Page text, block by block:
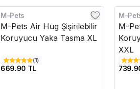
M-Pets
M-Pets Air Hug Şişirilebilir
Koruyucu Yaka Tasma XL
(1)
669.90 TL
M-
M-
XXL